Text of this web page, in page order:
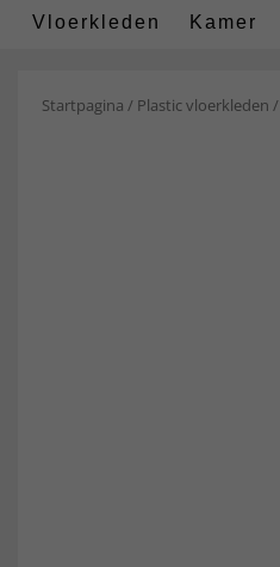
Vloerkleden Kamer
Startpagina / Plastic vloerkleden /